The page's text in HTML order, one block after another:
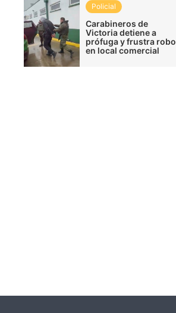
Policial
Carabineros de
Victoria detiene a
prófuga y frustra robo
en local comercial